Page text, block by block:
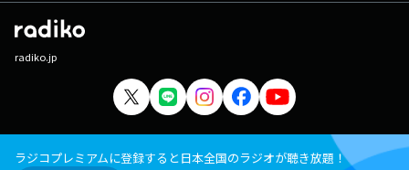
radiko.jp
ラジコプレミアムに登録すると日本全国のラジオが聴き放題！